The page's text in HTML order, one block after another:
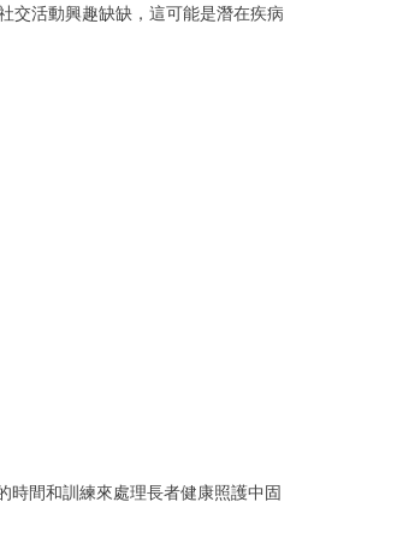
交活動興趣缺缺，這可能是潛在疾病
時間和訓練來處理長者健康照護中固